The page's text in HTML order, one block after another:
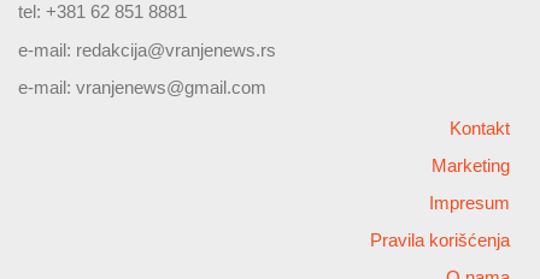
tel: +381 62 851 8881
e-mail: redakcija@vranjenews.rs
e-mail: vranjenews@gmail.com
Kontakt
Marketing
Impresum
Pravila korišćenja